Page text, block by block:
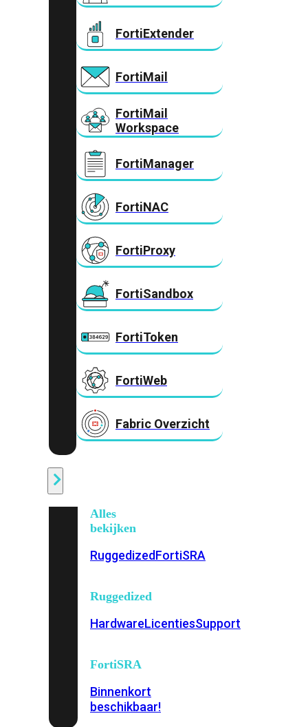
FortiExtender
FortiMail
FortiMail
Workspace
FortiManager
FortiNAC
FortiProxy
FortiSandbox
FortiToken
FortiWeb
Fabric Overzicht
Alles
bekijken
RuggedizedFortiSRA
Ruggedized
HardwareLicentiesSupport
FortiSRA
Binnenkort
beschikbaar!